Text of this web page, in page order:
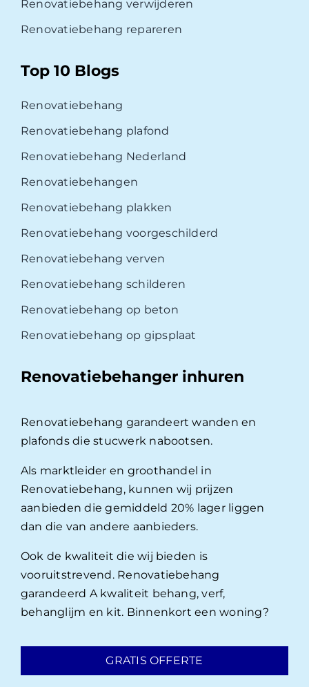
Renovatiebehang verwijderen
Renovatiebehang repareren
Top 10 Blogs
Renovatiebehang
Renovatiebehang plafond
Renovatiebehang Nederland
Renovatiebehangen
Renovatiebehang plakken
Renovatiebehang voorgeschilderd
Renovatiebehang verven
Renovatiebehang schilderen
Renovatiebehang op beton
Renovatiebehang op gipsplaat
Renovatiebehanger inhuren
Renovatiebehang garandeert wanden en
plafonds die stucwerk nabootsen.
Als marktleider en groothandel in
Renovatiebehang, kunnen wij prijzen
aanbieden die gemiddeld 20% lager liggen
dan die van andere aanbieders.
Ook de kwaliteit die wij bieden is
vooruitstrevend. Renovatiebehang
garandeerd A kwaliteit behang, verf,
behanglijm en kit. Binnenkort een woning?
GRATIS OFFERTE